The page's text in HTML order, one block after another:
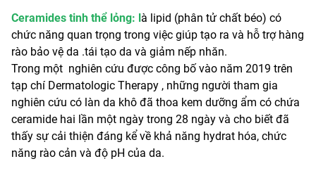
Ceramides tinh thể lỏng: l à lipid (phân tử chất béo) có
chức năng quan trọng trong việc giúp tạo ra và hỗ trợ hàng
rào bảo vệ da .tái tạo da và giảm nếp nhăn.
Trong một nghiên cứu được công bố vào năm 2019 trên
tạp chí Dermatologic Therapy , những người tham gia
nghiên cứu có làn da khô đã thoa kem dưỡng ẩm có chứa
ceramide hai lần một ngày trong 28 ngày và cho biết đã
thấy sự cải thiện đáng kể về khả năng hydrat hóa, chức
năng rào cản và độ pH của da.